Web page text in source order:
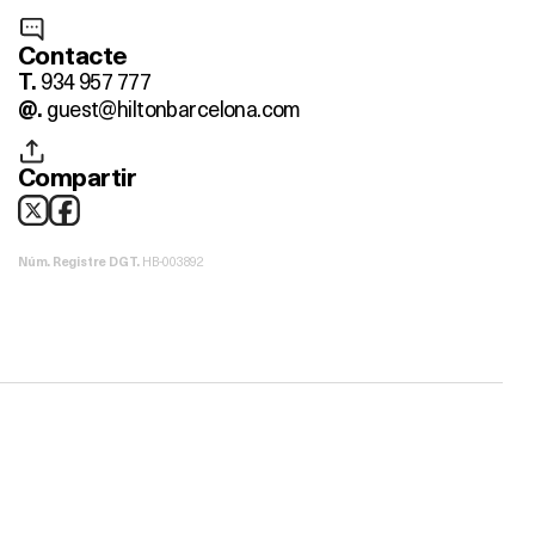
Contacte
T. 934 957 777
@. guest@hiltonbarcelona.com
Compartir
Núm. Registre DGT. HB-003892